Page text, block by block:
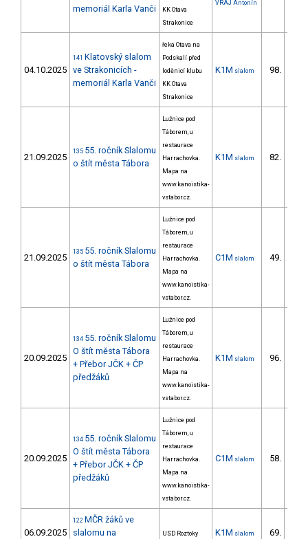
memoriál Karla Vanči
KK Otava
Strakonice
VRAJ Antonín
04.10.2025
141 Klatovský slalom
ve Strakonicích -
memoriál Karla Vanči
řeka Otava na
Podskalí před
loděnicí klubu
KK Otava
Strakonice
K1M slalom 98.
21.09.2025
135 55. ročník Slalomu
o štít města Tábora
Lužnice pod
Táborem, u
restaurace
Harrachovka.
Mapa na
www.kanoistika-
vstabor.cz.
K1M slalom 82.
21.09.2025
135 55. ročník Slalomu
o štít města Tábora
Lužnice pod
Táborem, u
restaurace
Harrachovka.
Mapa na
www.kanoistika-
vstabor.cz.
C1M slalom 49.
20.09.2025
134 55. ročník Slalomu
O štít města Tábora
+ Přebor JČK + ČP
předžáků
Lužnice pod
Táborem, u
restaurace
Harrachovka.
Mapa na
www.kanoistika-
vstabor.cz.
K1M slalom 96.
20.09.2025
134 55. ročník Slalomu
O štít města Tábora
+ Přebor JČK + ČP
předžáků
Lužnice pod
Táborem, u
restaurace
Harrachovka.
Mapa na
www.kanoistika-
vstabor.cz.
C1M slalom 58.
06.09.2025
122 MČR žáků ve
slalomu na
USD Roztoky K1M slalom 69.